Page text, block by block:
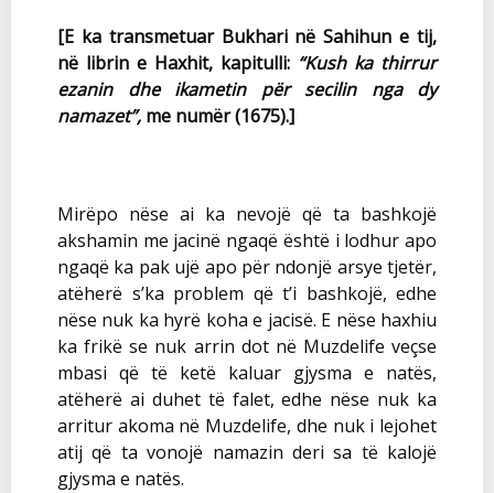
[E ka transmetuar Bukhari në Sahihun e tij,
në librin e Haxhit, kapitulli: “Kush ka thirrur
ezanin dhe ikametin për secilin nga dy
namazet”, me numër (1675).]
Mirëpo nëse ai ka nevojë që ta bashkojë
akshamin me jacinë ngaqë është i lodhur apo
ngaqë ka pak ujë apo për ndonjë arsye tjetër,
atëherë s’ka problem që t’i bashkojë, edhe
nëse nuk ka hyrë koha e jacisë. E nëse haxhiu
ka frikë se nuk arrin dot në Muzdelife veçse
mbasi që të ketë kaluar gjysma e natës,
atëherë ai duhet të falet, edhe nëse nuk ka
arritur akoma në Muzdelife, dhe nuk i lejohet
atij që ta vonojë namazin deri sa të kalojë
gjysma e natës.